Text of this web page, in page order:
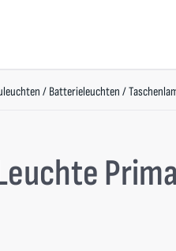
/ Batterieleuchten /